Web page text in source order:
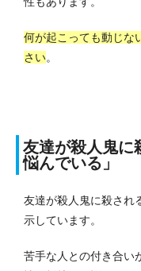
何が起こっても動じな
さい。
友達が殺人鬼に
悩んでいる」
友達が殺人鬼に殺され
示しています。
苦手な人との付き合い